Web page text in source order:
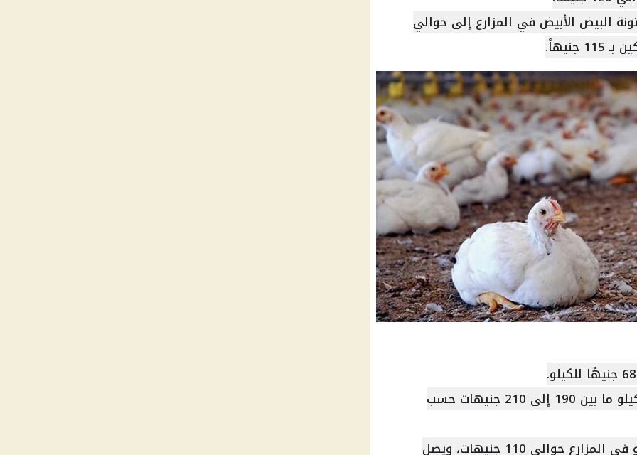
البيض الأبيض في المزارع إلى حوالي
الدجاج البانيه: يتراوح سعر الكيلو ما بين 190 إلى 210 جنيهات حسب
الدجاج البلدي: بلغ سعر الكيلو في المزارع حوالي 110 جنيهات، ويصل